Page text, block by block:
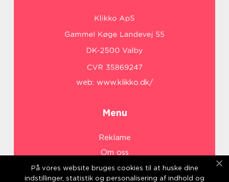
web: www.klikko.dk/
Menu
Reklame
Om oss
Cookies
På vores website bruges cookies til at huske dine
indstillinger, statistik og personalisering af indhold og